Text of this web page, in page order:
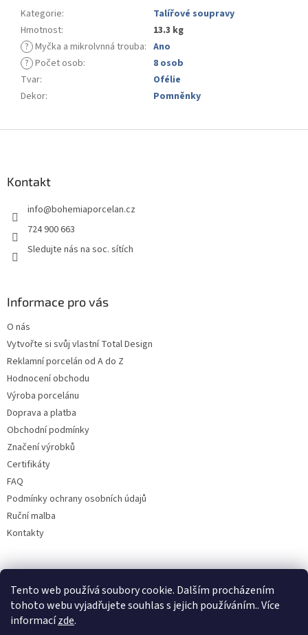
Tento web používá soubory cookie. Dalším procházením
tohoto webu vyjadřujete souhlas s jejich používáním.. Více
informacízde.
Kategorie:
Talířové soupravy
Hmotnost:
13.3 kg
? Myčka a mikrolvnná trouba: Ano
? Počet osob:
8 osob
Tvar:
Ofélie
Dekor: Pomněnky
Kontakt
info@bohemiaporcelan.cz
724 900 663
Sledujte nás na soc. sítích
Informace pro vás
O nás
Vytvořte si svůj vlastní Total Design
Reklamní porcelán od A do Z
Hodnocení obchodu
Výroba porcelánu
Doprava a platba
Obchodní podmínky
Značení výrobků
Certifikáty
FAQ
Podmínky ochrany osobních údajů
Ruční malba
Kontakty
Facebook